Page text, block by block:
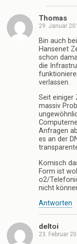
Thomas
29. Januar
Bin auch
Hansenet
schon
die
verlassen.
Seit einiger
massiv
Anfragen
es an der
Komisch
Form ist
o2/
nicht
Antworten
deltoi
23. Februar